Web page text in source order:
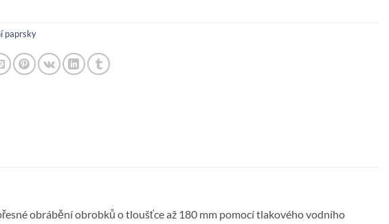
paprsky
obrábění obrobků o tloušťce až 180 mm pomocí tlakového vodního